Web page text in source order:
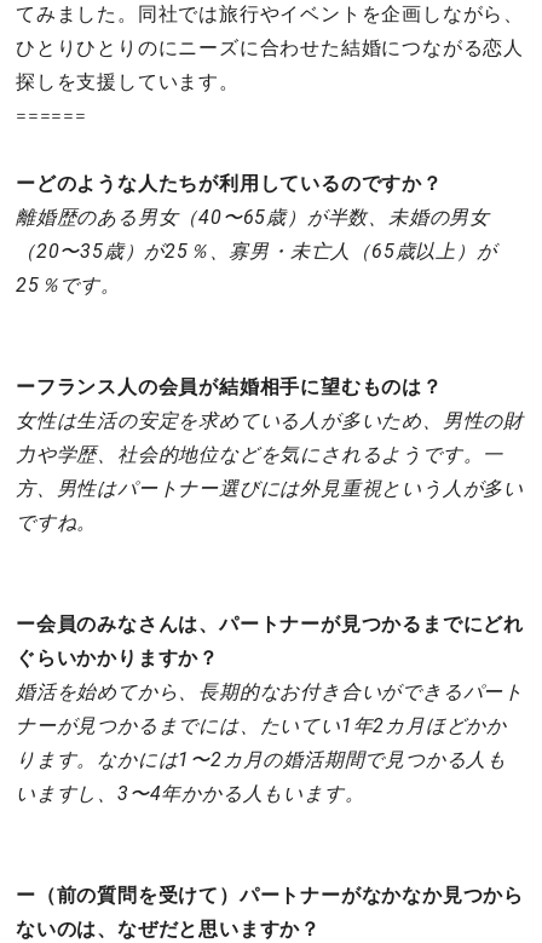
カルチャー・トレンド・芸能
驚き
てみました。同社では旅行やイベントを企画しながら、
ひとりひとりのにニーズに合わせた結婚につながる恋人
探しを支援しています。
======
ーどのような人たちが利用しているのですか？
離婚歴のある男女（40〜65歳）が半数、未婚の男女
（20〜35歳）が25％、寡男・未亡人（65歳以上）が
25％です。
ーフランス人の会員が結婚相手に望むものは？
女性は生活の安定を求めている人が多いため、男性の財
力や学歴、社会的地位などを気にされるようです。一
方、男性はパートナー選びには外見重視という人が多い
ですね。
ー会員のみなさんは、パートナーが見つかるまでにどれ
ぐらいかかりますか？
婚活を始めてから、長期的なお付き合いができるパート
ナーが見つかるまでには、たいてい1年2カ月ほどかか
ります。なかには1〜2カ月の婚活期間で見つかる人も
いますし、3〜4年かかる人もいます。
ー（前の質問を受けて）パートナーがなかなか見つから
ないのは、なぜだと思いますか？